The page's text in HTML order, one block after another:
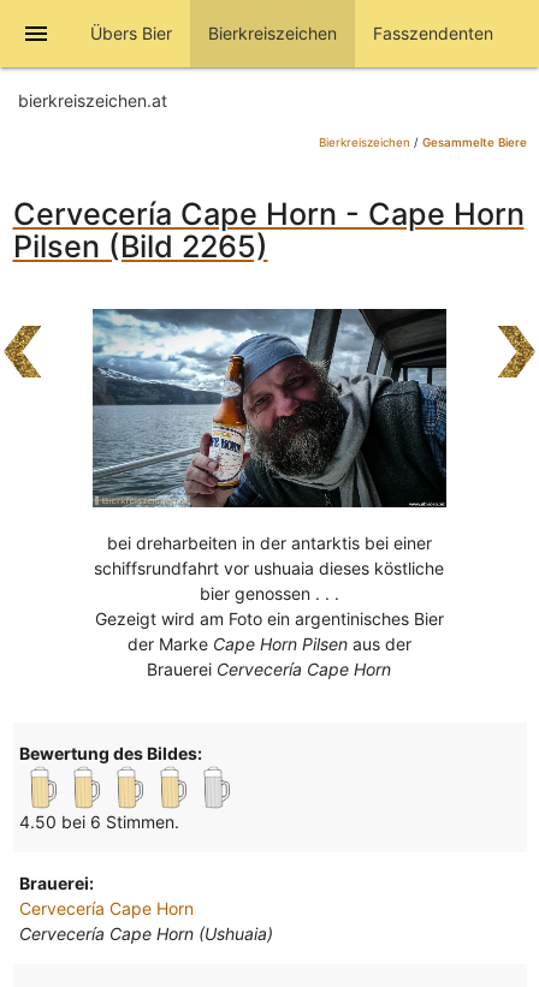
menu Übers Bier Bierkreiszeichen Fasszendenten
bierkreiszeichen.at
Bierkreiszeichen / Gesammelte Biere
Cervecería Cape Horn - Cape Horn
Pilsen (Bild 2265)
bei dreharbeiten in der antarktis bei einer
schiffsrundfahrt vor ushuaia dieses köstliche
bier genossen . . .
Gezeigt wird am Foto ein argentinisches Bier
der Marke Cape Horn Pilsenaus der
Brauerei Cervecería Cape Horn
Bewertung des Bildes:
4.50 bei 6 Stimmen.
Brauerei:
Cervecería Cape Horn
Cervecería Cape Horn (Ushuaia)